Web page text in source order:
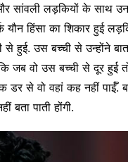
सांवली लड़कियों के साथ
यौन हिंसा का शिकार हुई
हुई. उस बच्ची से उन्होंने
जब वो उस बच्ची से दूर
से वो वहां कह नहीं पाईँ.
पाती होंगी.